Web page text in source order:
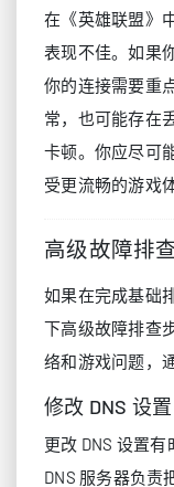
在《英雄联盟》
表现不佳。如果
你的连接需要重
常，也可能存在
卡顿。你应尽可
受更流畅的游戏
高级故障排
如果在完成基础
下高级故障排查
络和游戏问题，
修改 DNS 设置
更改 DNS 设置
DNS 服务器负责